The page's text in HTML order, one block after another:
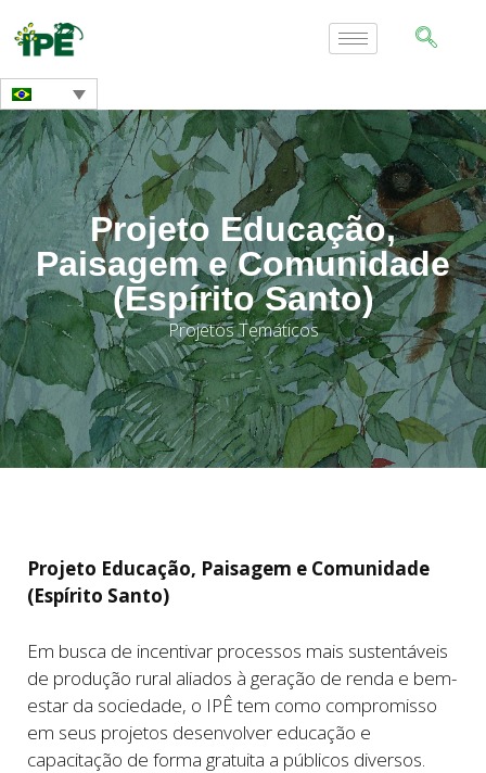
Projeto Educação,
Paisagem e Comunidade
(Espírito Santo)
Projetos Temáticos
Projeto Educação, Paisagem e Comunidade
(Espírito Santo)
Em busca de incentivar processos mais sustentáveis
de produção rural aliados à geração de renda e bem-
estar da sociedade, o IPÊ tem como compromisso
em seus projetos desenvolver educação e
capacitação de forma gratuita a públicos diversos.